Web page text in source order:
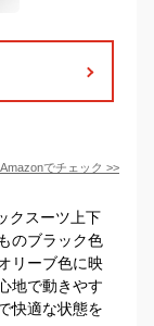
Amazonでチェック >>
クスーツ上下
のブラック色
リーブ色に映
地で動きやす
快適な状態を